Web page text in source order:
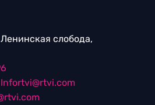
слобода,
Infortvi@rtvi.com